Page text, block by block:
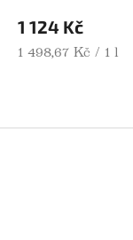
1 124 Kč
Měrná cena:
1 498,67 Kč / 1 l